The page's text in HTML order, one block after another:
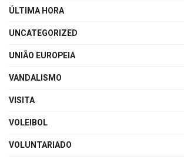
ÚLTIMA HORA
UNCATEGORIZED
UNIÃO EUROPEIA
VANDALISMO
VISITA
VOLEIBOL
VOLUNTARIADO